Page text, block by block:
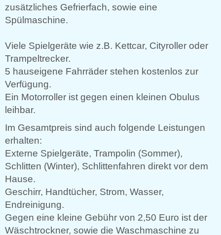
zusätzliches Gefrierfach, sowie eine
Spülmaschine.
Viele Spielgeräte wie z.B. Kettcar, Cityroller oder
Trampeltrecker.
5 hauseigene Fahrräder stehen kostenlos zur
Verfügung.
Ein Motorroller ist gegen einen kleinen Obulus
leihbar.
Im Gesamtpreis sind auch folgende Leistungen
erhalten:
Externe Spielgeräte, Trampolin (Sommer),
Schlitten (Winter), Schlittenfahren direkt vor dem
Hause.
Geschirr, Handtücher, Strom, Wasser,
Endreinigung.
Gegen eine kleine Gebühr von 2,50 Euro ist der
Wäschtrockner, sowie die Waschmaschine zu